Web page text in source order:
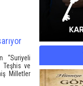
“Suriyeli
Teşhis ve
Milletler